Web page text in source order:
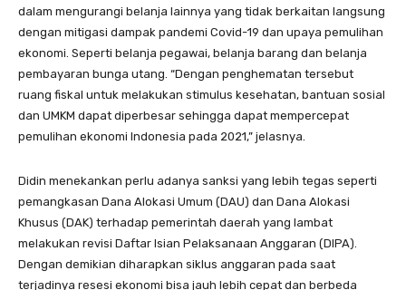
dalam mengurangi belanja lainnya yang tidak berkaitan langsung
dengan mitigasi dampak pandemi Covid-19 dan upaya pemulihan
ekonomi. Seperti belanja pegawai, belanja barang dan belanja
pembayaran bunga utang. “Dengan penghematan tersebut
ruang fiskal untuk melakukan stimulus kesehatan, bantuan sosial
dan UMKM dapat diperbesar sehingga dapat mempercepat
pemulihan ekonomi Indonesia pada 2021,” jelasnya.
Didin menekankan perlu adanya sanksi yang lebih tegas seperti
pemangkasan Dana Alokasi Umum (DAU) dan Dana Alokasi
Khusus (DAK) terhadap pemerintah daerah yang lambat
melakukan revisi Daftar Isian Pelaksanaan Anggaran (DIPA).
Dengan demikian diharapkan siklus anggaran pada saat
terjadinya resesi ekonomi bisa jauh lebih cepat dan berbeda